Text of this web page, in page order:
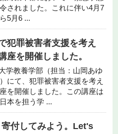
されました。これに伴い4月7
5月6 ...
犯罪被害者支援を考え
座を開催しました。
学教養学部（担当：山岡あゆ
にて、犯罪被害者支援を考え
を開催しました。この講座は
本を担う学 ...
付してみよう。Let's